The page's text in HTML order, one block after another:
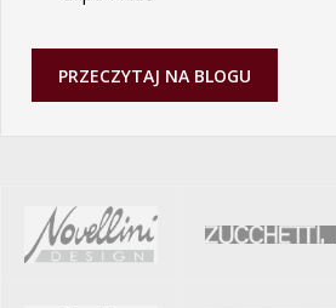
PRZECZYTAJ NA BLOGU